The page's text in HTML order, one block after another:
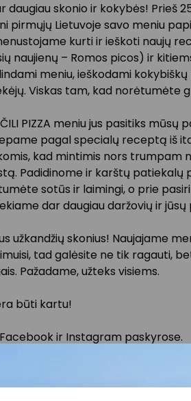
daugiau skonio ir kokybės! Prieš
pirmųjų Lietuvoje savo meniu
kurti ir ieškoti naujų
naujienų – Romos picos) ir
meniu, ieškodami
Viskas tam, kad norėtumėte
PIZZA meniu jus pasitiks mūsų
pagal specialų receptą iš
kad mintimis nors trumpam
Padidinome ir karštų patiekalų
sotūs ir laimingi, o prie
dar daugiau daržovių ir
užkandžių skonius! Naujajame
tad galėsite ne tik ragauti,
Pažadame, užteks visiems.
būti kartu!
ir Instagram paskyrose.